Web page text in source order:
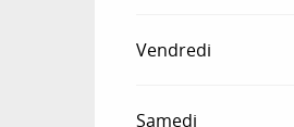
Vendredi
Samedi